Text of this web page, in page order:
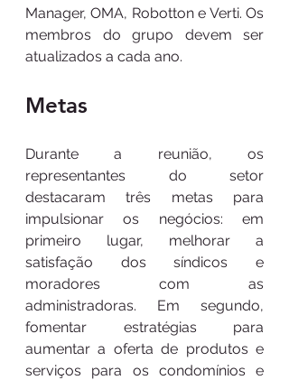
Manager, OMA, Robotton e Verti. Os
membros do grupo devem ser
atualizados a cada ano.
Metas
Durante a reunião, os
representantes do setor
destacaram três metas para
impulsionar os negócios: em
primeiro lugar, melhorar a
satisfação dos síndicos e
moradores com as
administradoras. Em segundo,
fomentar estratégias para
aumentar a oferta de produtos e
serviços para os condomínios e